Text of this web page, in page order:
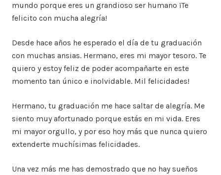
mundo porque eres un grandioso ser humano ¡Te
felicito con mucha alegría!
Desde hace años he esperado el día de tu graduación
con muchas ansias. Hermano, eres mi mayor tesoro. Te
quiero y estoy feliz de poder acompañarte en este
momento tan único e inolvidable. Mil felicidades!
Hermano, tu graduación me hace saltar de alegría. Me
siento muy afortunado porque estás en mi vida. Eres
mi mayor orgullo, y por eso hoy más que nunca quiero
extenderte muchísimas felicidades.
Una vez más me has demostrado que no hay sueños